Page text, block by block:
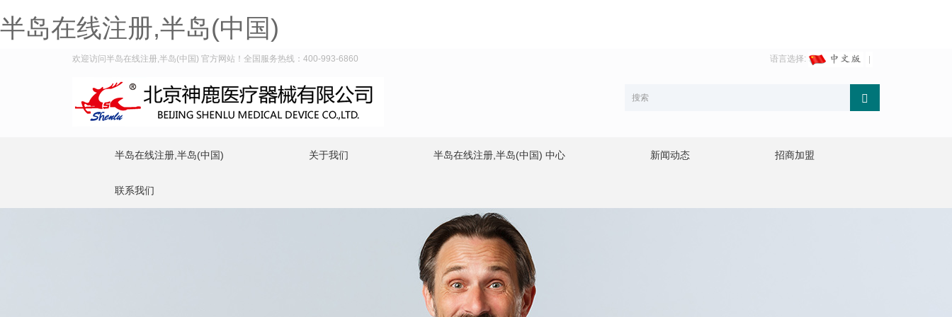
半岛在线注册,半岛(中国)
欢迎访问半岛在线注册,半岛(中国) 官方网站！全国服务热线：400-993-6860 语言选择:
半岛在线注册,半岛(中国) 关于我们 半岛在线注册,半岛(中国) 中心 新闻动态 招商加盟
联系我们